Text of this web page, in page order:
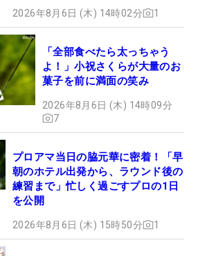
2026年8月6日 (木) 14時02分 1
「全部食べたら太っちゃう
よ！」小祝さくらが大量のお
菓子を前に満面の笑み
2026年8月6日 (木) 14時09分
7
プロアマ当日の脇元華に密着！「早
朝のホテル出発から、ラウンド後の
練習まで」忙しく過ごすプロの1日
を公開
2026年8月6日 (木) 15時50分 1